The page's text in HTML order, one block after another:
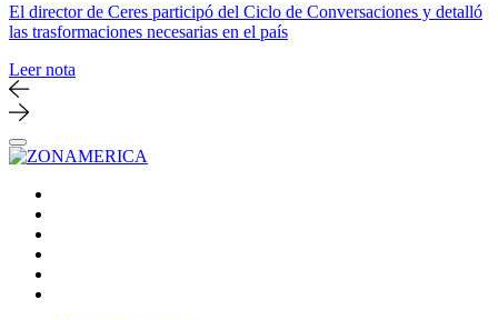
El director de Ceres participó del Ciclo de Conversaciones y detalló
las trasformaciones necesarias en el país
Leer nota